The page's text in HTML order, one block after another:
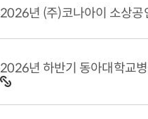
2026년 (주)코나아이 소상공